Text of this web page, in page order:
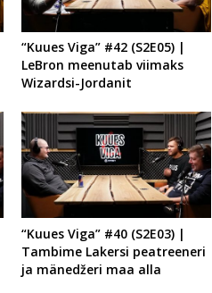
“Kuues Viga” #42 (S2E05) |
LeBron meenutab viimaks
Wizardsi-Jordanit
“Kuues Viga” #40 (S2E03) |
Tambime Lakersi peatreeneri
ja mänedžeri maa alla